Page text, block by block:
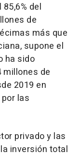
del
de
más que
supone el
ha sido
millones de
2019 en
las
privado y las
inversión total